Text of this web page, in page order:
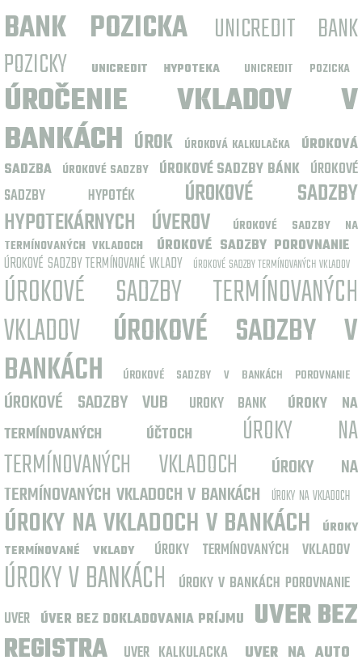
BANK POZICKA
UNICREDIT BANK
POZICKY
UNICREDIT HYPOTEKA UNICREDIT POZICKA
ÚROČENIE VKLADOV V
BANKÁCH ÚROK ÚROKOVÁ KALKULAČKA
ÚROKOVÁ
SADZBA
ÚROKOVÉ SADZBY ÚROKOVÉ SADZBY BÁNK ÚROKOVÉ
SADZBY HYPOTÉK
ÚROKOVÉ SADZBY
HYPOTEKÁRNYCH ÚVEROV
ÚROKOVÉ SADZBY NA
TERMÍNOVANÝCH VKLADOCH
ÚROKOVÉ SADZBY POROVNANIE
ÚROKOVÉ SADZBY TERMÍNOVANÉ VKLADY ÚROKOVÉ SADZBY TERMÍNOVANÝCH VKLADOV
ÚROKOVÉ SADZBY TERMÍNOVANÝCH
VKLADOV
ÚROKOVÉ SADZBY V
BANKÁCH
ÚROKOVÉ SADZBY V BANKÁCH POROVNANIE
ÚROKOVÉ SADZBY VUB UROKY BANK
ÚROKY NA
TERMÍNOVANÝCH ÚČTOCH
ÚROKY NA
TERMÍNOVANÝCH VKLADOCH
ÚROKY NA
TERMÍNOVANÝCH VKLADOCH V BANKÁCH
ÚROKY NA VKLADOCH
ÚROKY NA VKLADOCH V BANKÁCH
ÚROKY
TERMÍNOVANÉ VKLADY
ÚROKY TERMÍNOVANÝCH VKLADOV
ÚROKY V BANKÁCH
ÚROKY V BANKÁCH POROVNANIE
UVER ÚVER BEZ DOKLADOVANIA PRÍJMU UVER BEZ
REGISTRA
UVER KALKULACKA UVER NA AUTO